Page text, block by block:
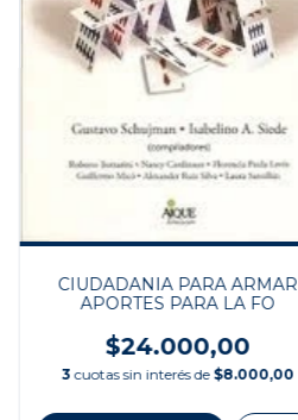
CIUDADANIA PARA ARMAR
APORTES PARA LA FO
$24.000,00
3 cuotas sin interés de $8.000,00